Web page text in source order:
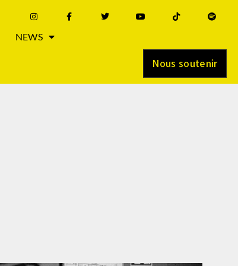
NEWS
Nous soutenir